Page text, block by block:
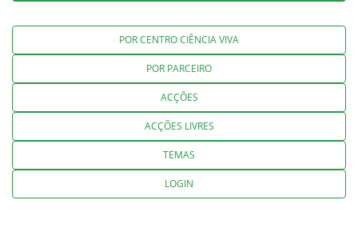
POR CENTRO CIÊNCIA VIVA
POR PARCEIRO
ACÇÕES
ACÇÕES LIVRES
TEMAS
LOGIN